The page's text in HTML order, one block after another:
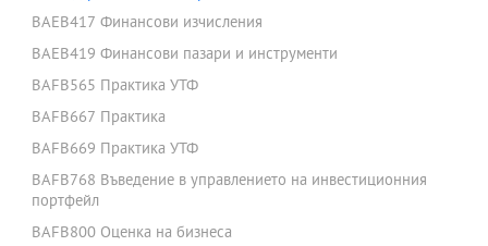
BAEB417 Финансови изчисления
BAEB419 Финансови пазари и инструменти
BAFB565 Практика УТФ
BAFB667 Практика
BAFB669 Практика УТФ
BAFB768 Въведение в управлението на инвестиционния
портфейл
BAFB800 Оценка на бизнеса